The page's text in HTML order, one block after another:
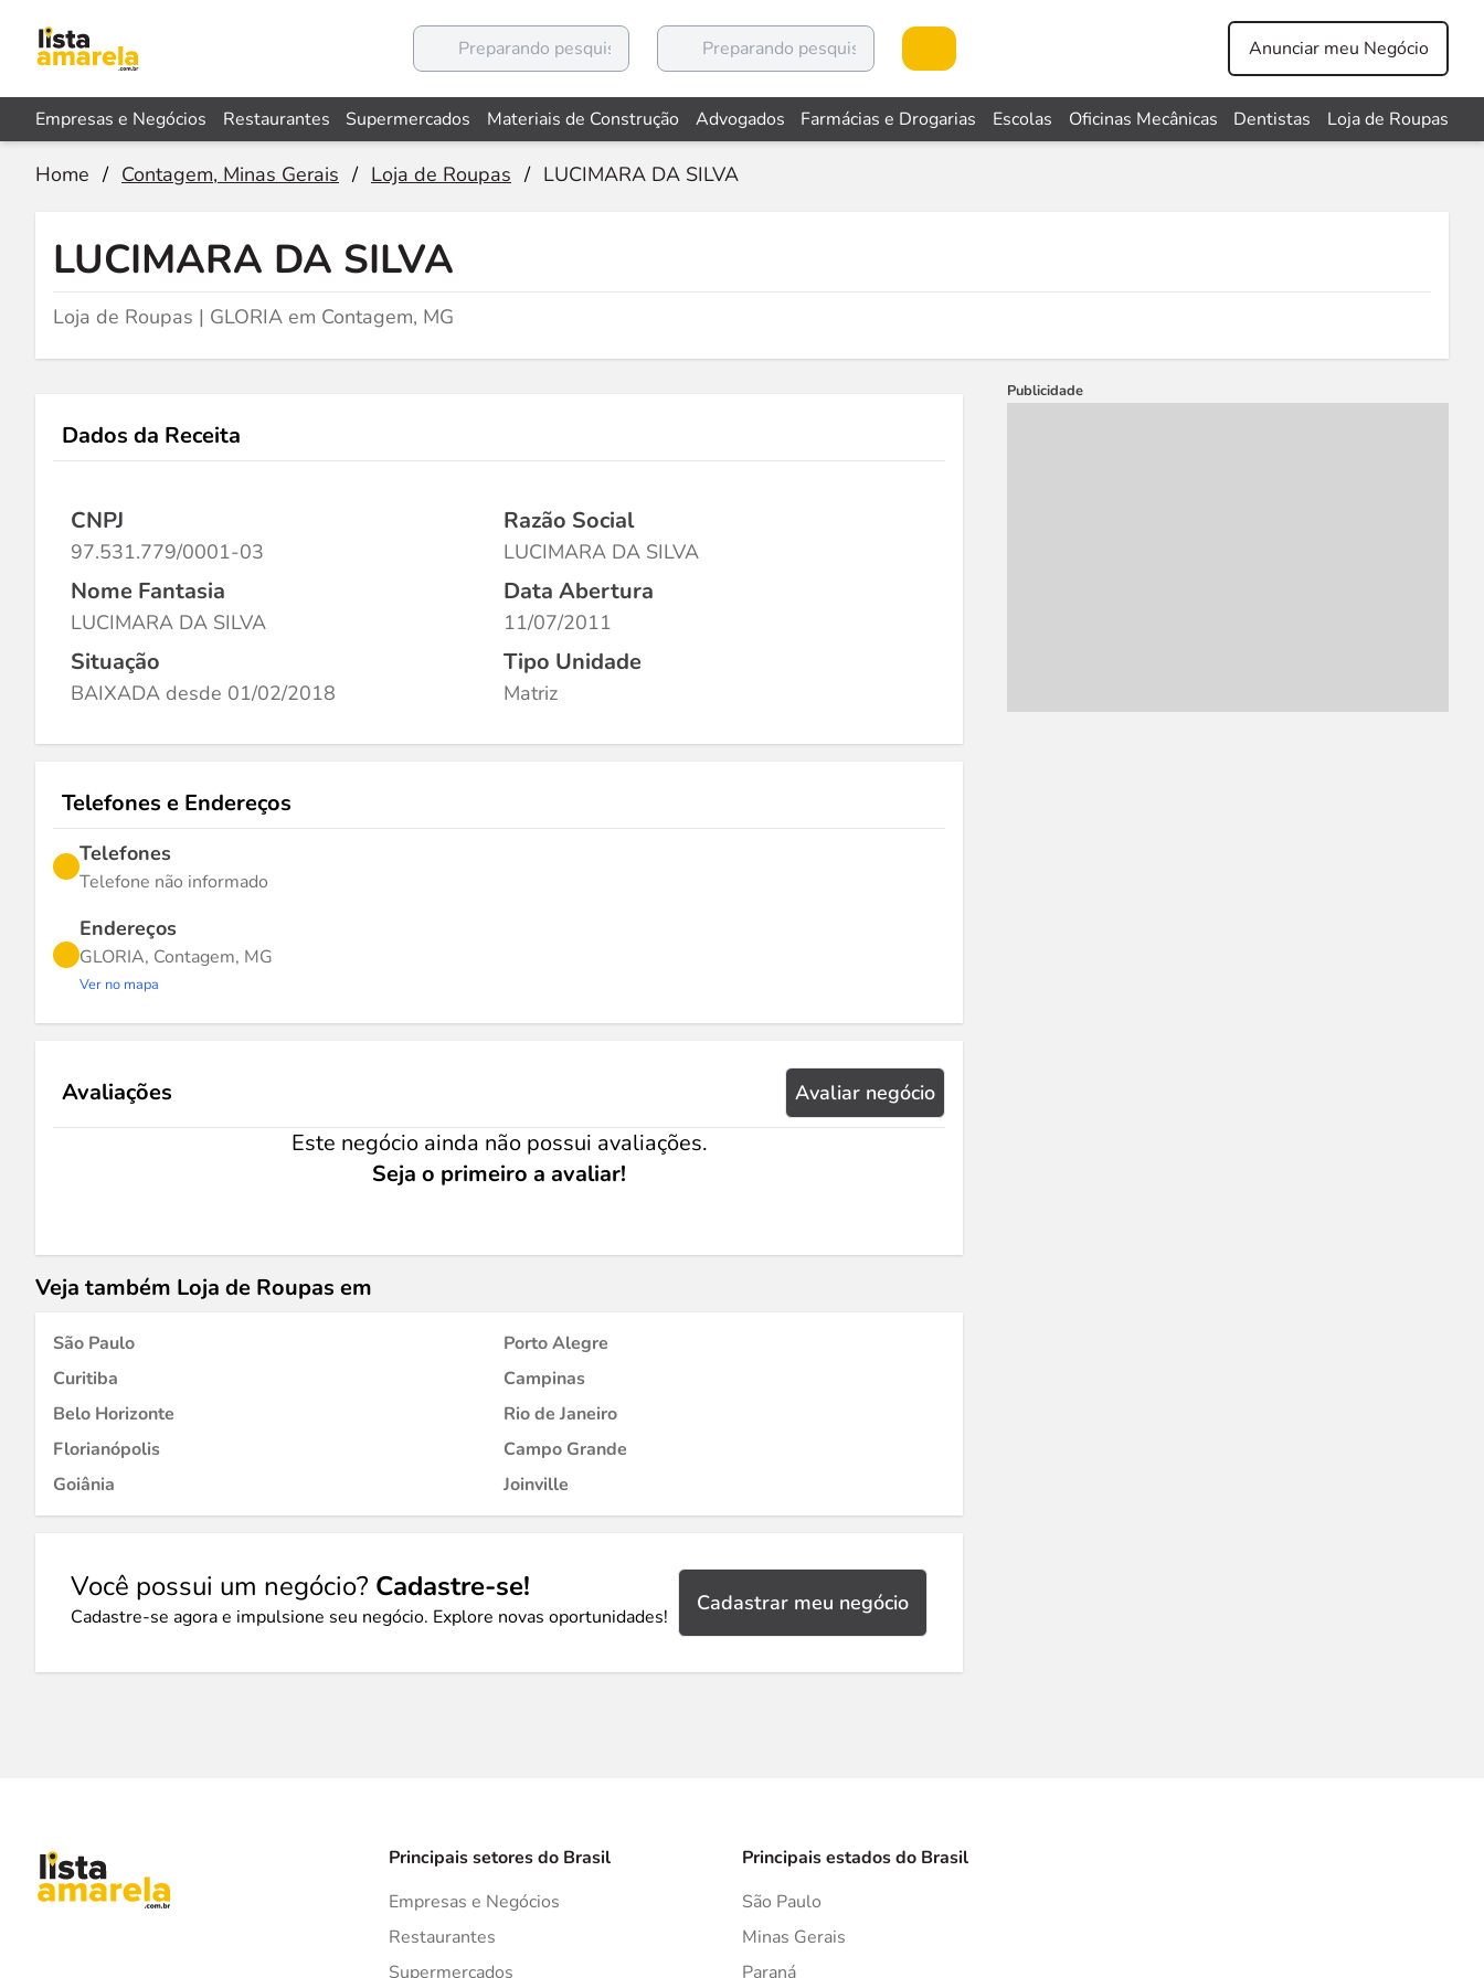
Anunciar meu Negócio
Empresas e Negócios Restaurantes Supermercados Materiais de Construção Advogados Farmácias e Drogarias Escolas Oficinas Mecânicas Dentistas Loja de Roupas
Home / Contagem, Minas Gerais / Loja de Roupas / LUCIMARA DA SILVA
LUCIMARA DA SILVA
Loja de Roupas | GLORIA em Contagem, MG
Dados da Receita
CNPJ
97.531.779/0001-03
Razão Social
LUCIMARA DA SILVA
Nome Fantasia
LUCIMARA DA SILVA
Data Abertura
11/07/2011
Situação
BAIXADA desde 01/02/2018
Tipo Unidade
Matriz
Telefones e Endereços
Telefones
Telefone não informado
Endereços
GLORIA, Contagem, MG
Ver no mapa
Avaliações Avaliar negócio
Este negócio ainda não possui avaliações.
Seja o primeiro a avaliar!
Veja também Loja de Roupas em
São Paulo
Porto Alegre
Curitiba
Campinas
Belo Horizonte
Rio de Janeiro
Florianópolis
Campo Grande
Goiânia
Joinville
Você possui um negócio? Cadastre-se!
Cadastre-se agora e impulsione seu negócio. Explore novas oportunidades!
Cadastrar meu negócio
Publicidade
Principais setores do Brasil
Empresas e Negócios
Restaurantes
Supermercados
Principais estados do Brasil
São Paulo
Minas Gerais
Paraná